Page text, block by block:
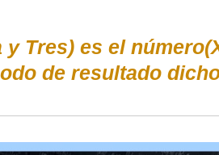
y Tres) es el
de resultado